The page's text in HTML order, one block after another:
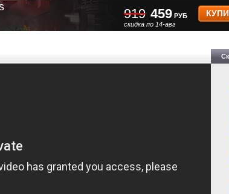
919
скидка по 14-авг
459 РУБ